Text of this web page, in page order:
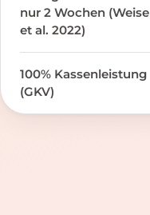
nur 2 Wochen (Weise
et al. 2022)
100% Kassenleistung
(GKV)